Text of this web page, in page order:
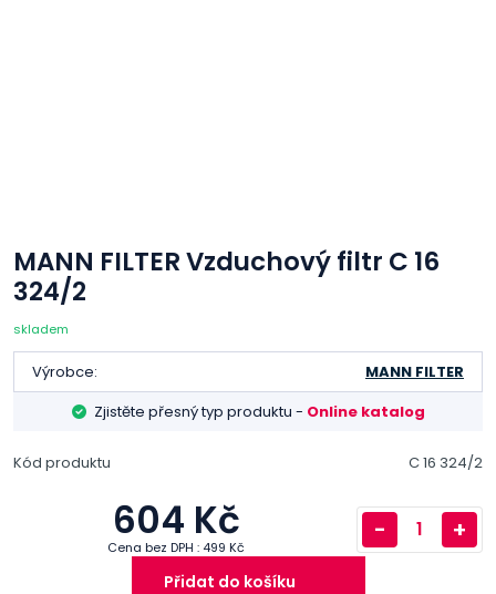
MANN FILTER Vzduchový filtr C 16
324/2
skladem
Výrobce:
MANN FILTER
Zjistěte přesný typ produktu - Online katalog
Kód produktu C 16 324/2
604 Kč
Cena bez DPH : 499 Kč
- +
Přidat do košíku